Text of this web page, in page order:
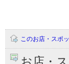
このお店・スポ
お店・